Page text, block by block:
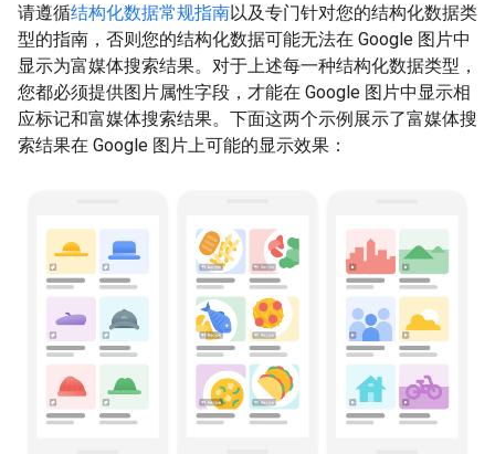
请遵循结构化数据常规指南以及专门针对您的结构化数据类
型的指南，否则您的结构化数据可能无法在 Google 图片中
显示为富媒体搜索结果。对于上述每一种结构化数据类型，
您都必须提供图片属性字段，才能在 Google 图片中显示相
应标记和富媒体搜索结果。下面这两个示例展示了富媒体搜
索结果在 Google 图片上可能的显示效果：